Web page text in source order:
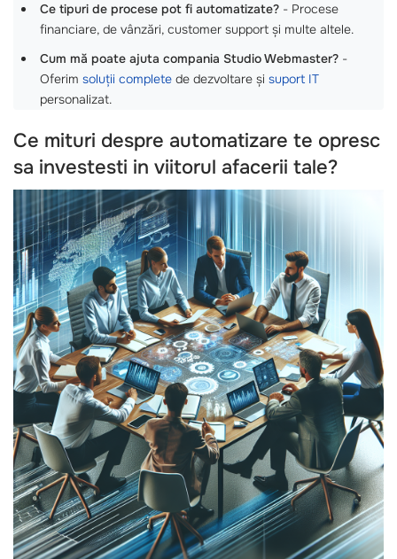
Ce tipuri de procese pot fi automatizate? - Procese
financiare, de vânzări, customer support și multe altele.
Cum mă poate ajuta compania Studio Webmaster? -
Oferim soluții complete de dezvoltare și suport IT
personalizat.
Ce mituri despre automatizare te opresc
sa investesti in viitorul afacerii tale?